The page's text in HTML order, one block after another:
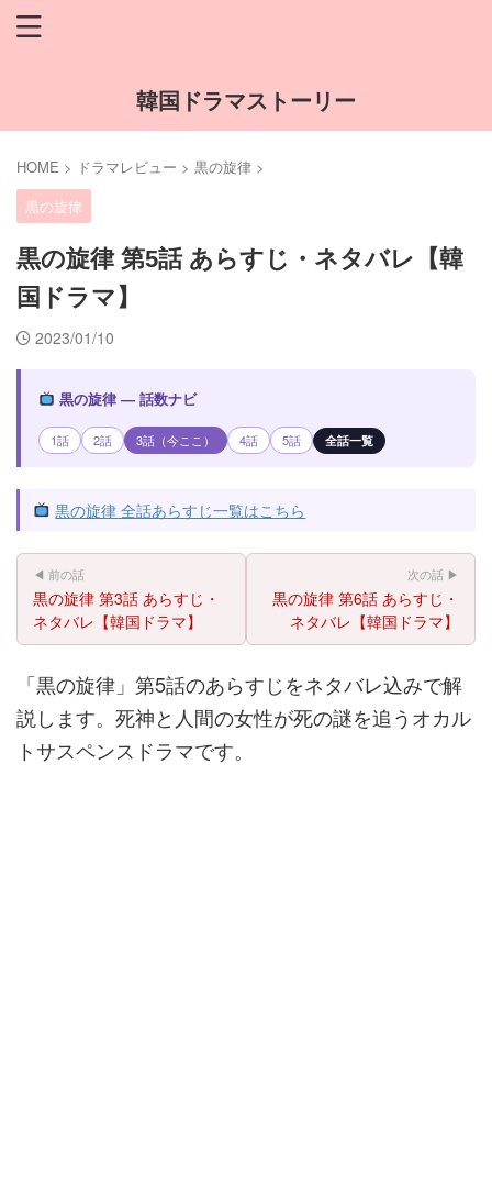
韓国ドラマストーリー
HOME > ドラマレビュー > 黒の旋律 >
黒の旋律
黒の旋律 第5話 あらすじ・ネタバレ【韓
国ドラマ】
2023/01/10
黒の旋律 — 話数ナビ
1話 2話 3話（今ここ） 4話 5話 全話一覧
黒の旋律 全話あらすじ一覧はこちら
◀ 前の話
黒の旋律 第3話 あらすじ・
ネタバレ【韓国ドラマ】
次の話 ▶
黒の旋律 第6話 あらすじ・
ネタバレ【韓国ドラマ】
「黒の旋律」第5話のあらすじをネタバレ込みで解
説します。死神と人間の女性が死の謎を追うオカル
トサスペンスドラマです。